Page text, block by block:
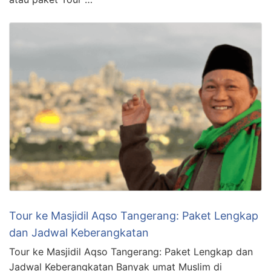
Tour ke Masjidil Aqso Tangerang: Paket Lengkap
dan Jadwal Keberangkatan
Tour ke Masjidil Aqso Tangerang: Paket Lengkap dan
Jadwal Keberangkatan Banyak umat Muslim di